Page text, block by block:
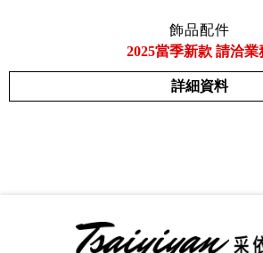
飾品配件
2025當季新款 請洽業
詳細資料